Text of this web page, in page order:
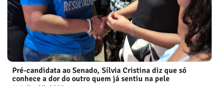
Pré-candidata ao Senado, Sílvia Cristina diz que só
conhece a dor do outro quem já sentiu na pele